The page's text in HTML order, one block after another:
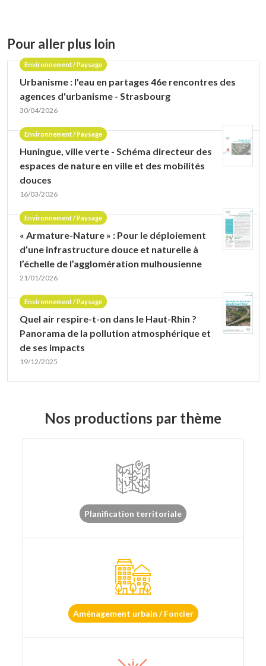
Pour aller plus loin
Environnement / Paysage
Urbanisme : l'eau en partages 46e rencontres des
agences d'urbanisme - Strasbourg
30/04/2026
Environnement / Paysage
Huningue, ville verte - Schéma directeur des
espaces de nature en ville et des mobilités
douces
16/03/2026
Environnement / Paysage
« Armature-Nature » : Pour le déploiement
d’une infrastructure douce et naturelle à
l’échelle de l’agglomération mulhousienne
21/01/2026
Environnement / Paysage
Quel air respire-t-on dans le Haut-Rhin ?
Panorama de la pollution atmosphérique et
de ses impacts
19/12/2025
Nos productions par thème
Planification territoriale
Aménagement urbain / Foncier